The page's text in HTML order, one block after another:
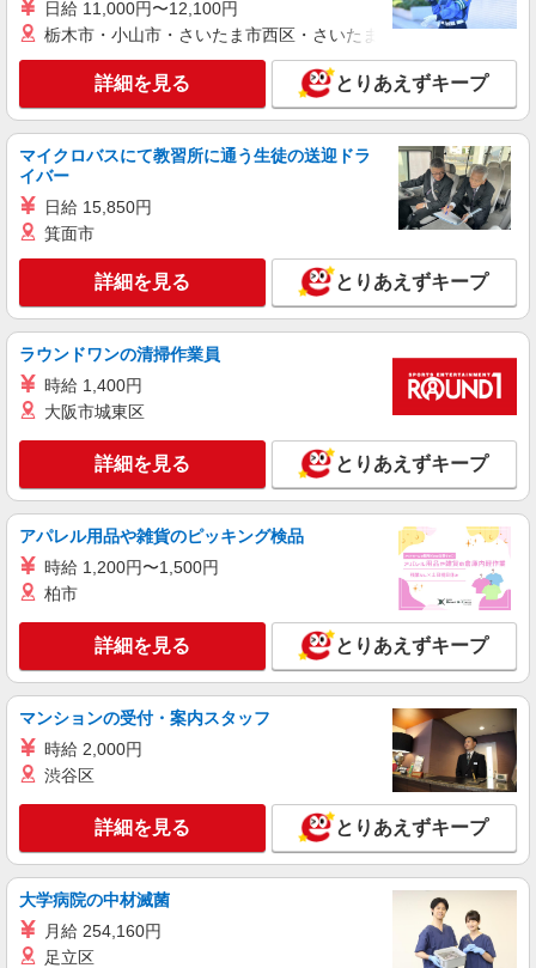
つくば
キープ 詳細を見る
ウィゴー
［アルバイト］時給1,124円 ※試用期間（約3
茨城県つくば市研究学園5丁目19番 イーアス
つくば
キープ 詳細を見る
アルバイト パート
サーティワンアイスクリーム
アイスクリーム販売スタッフ
※経験・能力により優遇します ［アルバイ
ト・パート］時給1,080円 ［契約社員］月給
215,000円〜250,000円＋手当 ※試用期間（3ヶ月
間）：時給1,100円〜
茨城県つくば市研究学園5丁目19番 イーアス
つくば
詳細を見る
パート
フロ プレステージュ
［アルバイト］時給1,100円 8:00〜10:00 時
茨城県つくば市研究学園5丁目19番 イーアス
つくば
キープ 詳細を見る
契約社員
ジュエリーツツミ
日給 11,000円〜12,100円
栃木市・小山市・さいたま市西区・さいたま市岩槻区・久喜市・
詳細を見る とりあえずキープ
マイクロバスにて教習所に通う生徒の送迎ドラ
イバー
日給 15,850円
箕面市
詳細を見る とりあえずキープ
ラウンドワンの清掃作業員
時給 1,400円
大阪市城東区
詳細を見る とりあえずキープ
アパレル用品や雑貨のピッキング検品
時給 1,200円〜1,500円
柏市
詳細を見る とりあえずキープ
マンションの受付・案内スタッフ
時給 2,000円
渋谷区
詳細を見る とりあえずキープ
大学病院の中材滅菌
月給 254,160円
足立区